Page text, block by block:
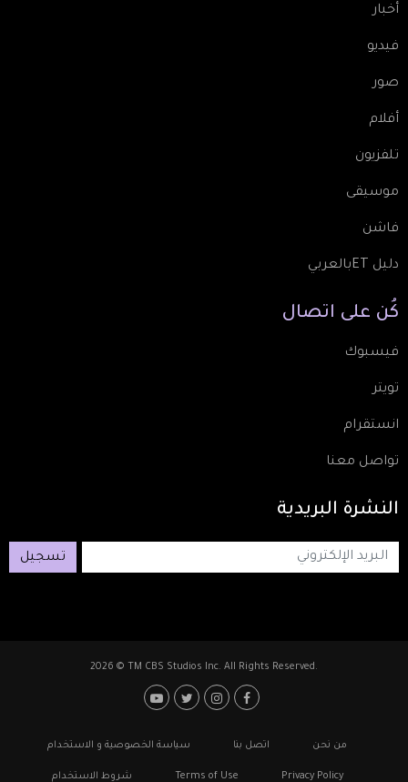
أخبار
فيديو
صور
أفلام
تلفزيون
موسيقى
فاشن
دليل ETبالعربي
كُن على اتصال
فيسبوك
تويتر
انستقرام
تواصل معنا
النشرة البريدية
تسجيل
2026 © TM CBS Studios Inc. All Rights Reserved.
Footer: Social Media
Footerمن نحن اتصل بنا سياسة الخصوصية و الاستخدام
Privacy Policy
Terms of Use شروط الاستخدام